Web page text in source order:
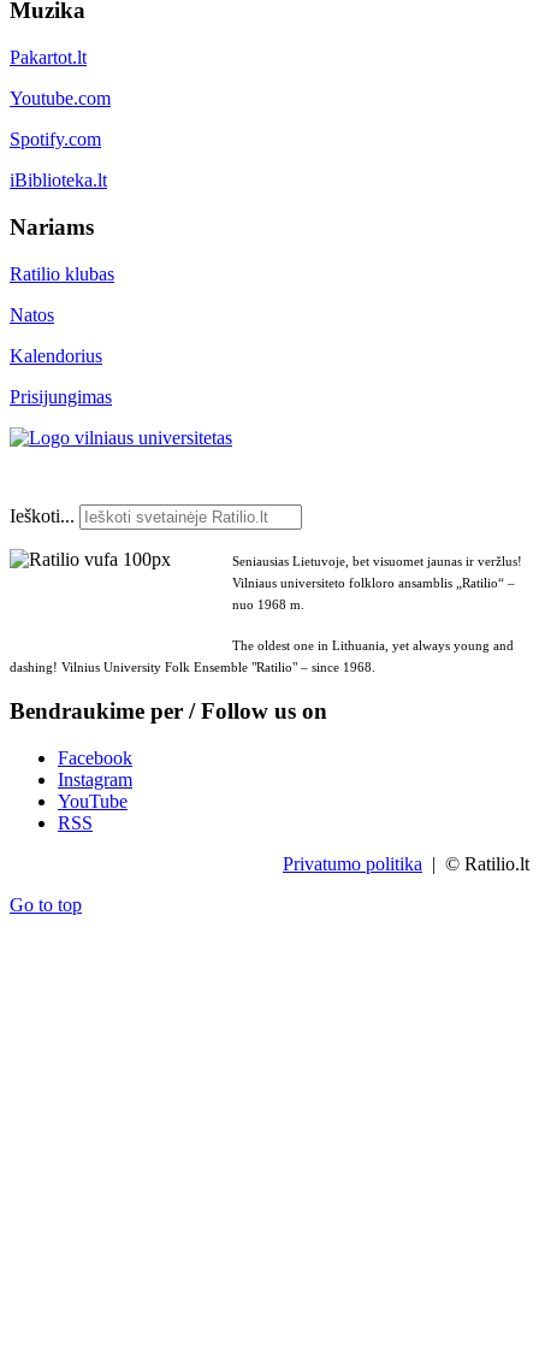
Muzika
Pakartot.lt
Youtube.com
Spotify.com
iBiblioteka.lt
Nariams
Ratilio klubas
Natos
Kalendorius
Prisijungimas
Ieškoti...
Seniausias Lietuvoje, bet visuomet jaunas ir veržlus!
Vilniaus universiteto folkloro ansamblis „Ratilio“ –
nuo 1968 m.
The oldest one in Lithuania, yet always young and
dashing! Vilnius University Folk Ensemble "Ratilio" – since 1968.
Bendraukime per / Follow us on
Facebook
Instagram
YouTube
RSS
Privatumo politika | © Ratilio.lt
Go to top